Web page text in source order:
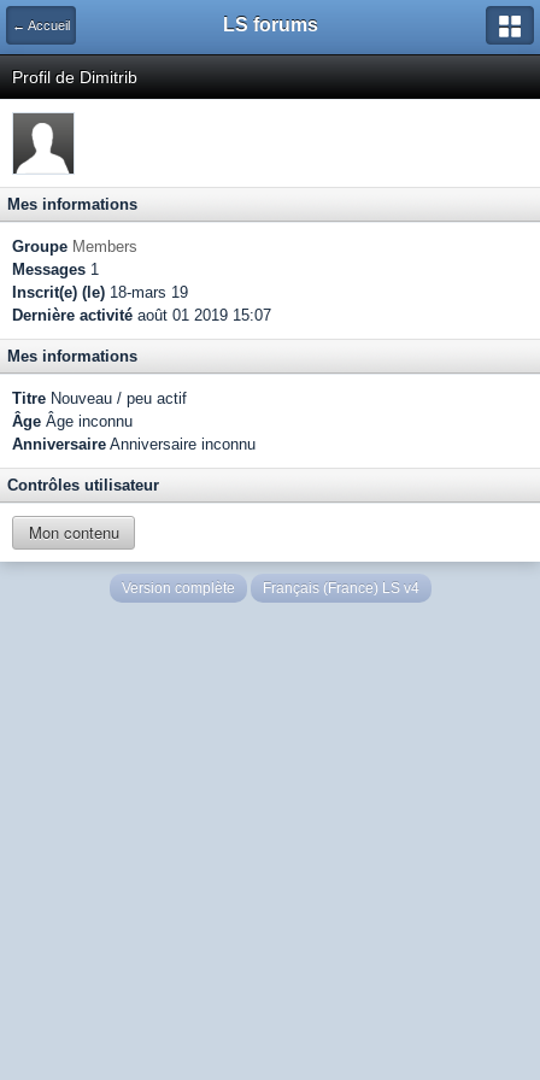
← Accueil LS forums
Profil de Dimitrib
Mes informations
Groupe Members
Messages 1
Inscrit(e) (le) 18-mars 19
Dernière activité août 01 2019 15:07
Mes informations
Titre Nouveau / peu actif
Âge Âge inconnu
Anniversaire Anniversaire inconnu
Contrôles utilisateur
Mon contenu
Version complète Français (France) LS v4